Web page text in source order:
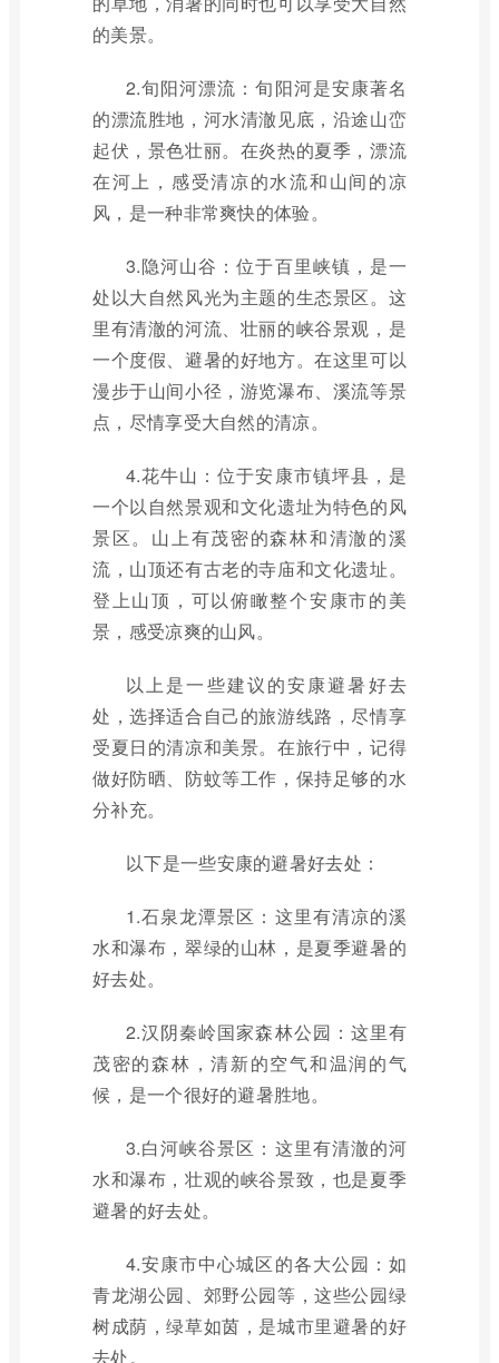
的美景。
2.旬阳河漂流：旬阳河是安康著名
的漂流胜地，河水清澈见底，沿途山峦
起伏，景色壮丽。在炎热的夏季，漂流
在河上，感受清凉的水流和山间的凉
风，是一种非常爽快的体验。
3.隐河山谷：位于百里峡镇，是一
处以大自然风光为主题的生态景区。这
里有清澈的河流、壮丽的峡谷景观，是
一个度假、避暑的好地方。在这里可以
漫步于山间小径，游览瀑布、溪流等景
点，尽情享受大自然的清凉。
4.花牛山：位于安康市镇坪县，是
一个以自然景观和文化遗址为特色的风
景区。山上有茂密的森林和清澈的溪
流，山顶还有古老的寺庙和文化遗址。
登上山顶，可以俯瞰整个安康市的美
景，感受凉爽的山风。
以上是一些建议的安康避暑好去
处，选择适合自己的旅游线路，尽情享
受夏日的清凉和美景。在旅行中，记得
做好防晒、防蚊等工作，保持足够的水
分补充。
以下是一些安康的避暑好去处：
1.石泉龙潭景区：这里有清凉的溪
水和瀑布，翠绿的山林，是夏季避暑的
好去处。
2.汉阴秦岭国家森林公园：这里有
茂密的森林，清新的空气和温润的气
候，是一个很好的避暑胜地。
3.白河峡谷景区：这里有清澈的河
水和瀑布，壮观的峡谷景致，也是夏季
避暑的好去处。
4.安康市中心城区的各大公园：如
青龙湖公园、郊野公园等，这些公园绿
树成荫，绿草如茵，是城市里避暑的好
去处。